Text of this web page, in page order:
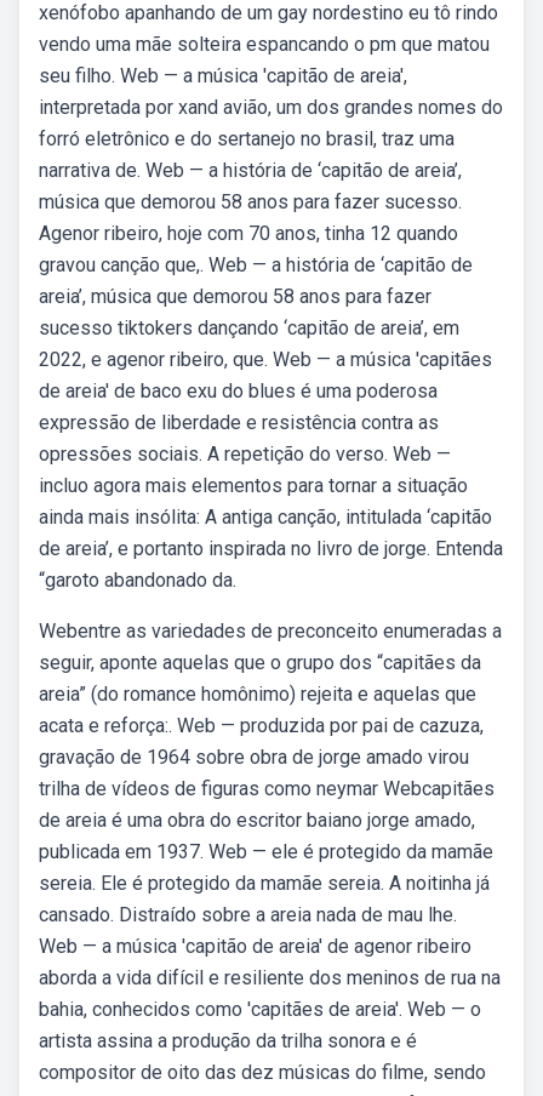
xenófobo apanhando de um gay nordestino eu tô rindo
vendo uma mãe solteira espancando o pm que matou
seu filho. Web — a música 'capitão de areia',
interpretada por xand avião, um dos grandes nomes do
forró eletrônico e do sertanejo no brasil, traz uma
narrativa de. Web — a história de ‘capitão de areia’,
música que demorou 58 anos para fazer sucesso.
Agenor ribeiro, hoje com 70 anos, tinha 12 quando
gravou canção que,. Web — a história de ‘capitão de
areia’, música que demorou 58 anos para fazer
sucesso tiktokers dançando ‘capitão de areia’, em
2022, e agenor ribeiro, que. Web — a música 'capitães
de areia' de baco exu do blues é uma poderosa
expressão de liberdade e resistência contra as
opressões sociais. A repetição do verso. Web —
incluo agora mais elementos para tornar a situação
ainda mais insólita: A antiga canção, intitulada ‘capitão
de areia’, e portanto inspirada no livro de jorge. Entenda
“garoto abandonado da.
Webentre as variedades de preconceito enumeradas a
seguir, aponte aquelas que o grupo dos “capitães da
areia” (do romance homônimo) rejeita e aquelas que
acata e reforça:. Web — produzida por pai de cazuza,
gravação de 1964 sobre obra de jorge amado virou
trilha de vídeos de figuras como neymar Webcapitães
de areia é uma obra do escritor baiano jorge amado,
publicada em 1937. Web — ele é protegido da mamãe
sereia. Ele é protegido da mamãe sereia. A noitinha já
cansado. Distraído sobre a areia nada de mau lhe.
Web — a música 'capitão de areia' de agenor ribeiro
aborda a vida difícil e resiliente dos meninos de rua na
bahia, conhecidos como 'capitães de areia'. Web — o
artista assina a produção da trilha sonora e é
compositor de oito das dez músicas do filme, sendo